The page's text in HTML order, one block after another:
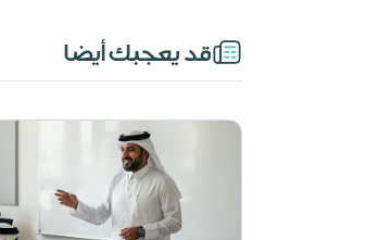
قد يعجبك أيضا